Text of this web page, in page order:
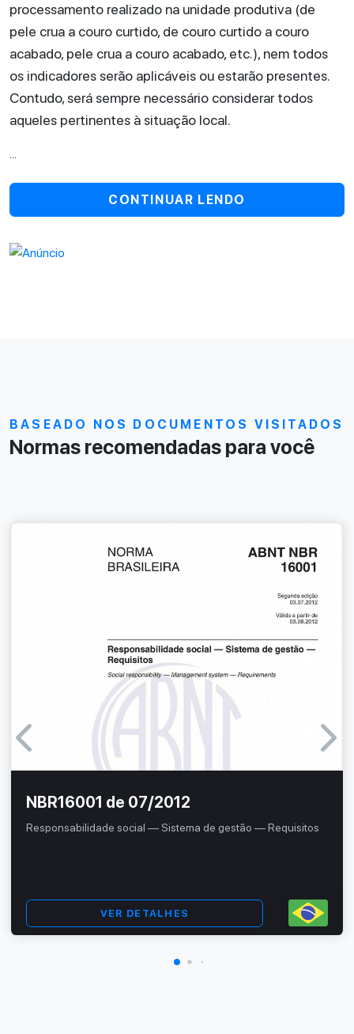
processamento realizado na unidade produtiva (de
pele crua a couro curtido, de couro curtido a couro
acabado, pele crua a couro acabado, etc.), nem todos
os indicadores serão aplicáveis ou estarão presentes.
Contudo, será sempre necessário considerar todos
aqueles pertinentes à situação local.
...
CONTINUAR LENDO
BASEADO NOS DOCUMENTOS VISITADOS
Normas recomendadas para você
NBR16001 de 07/2012
Responsabilidade social — Sistema de gestão — Requisitos
VER DETALHES